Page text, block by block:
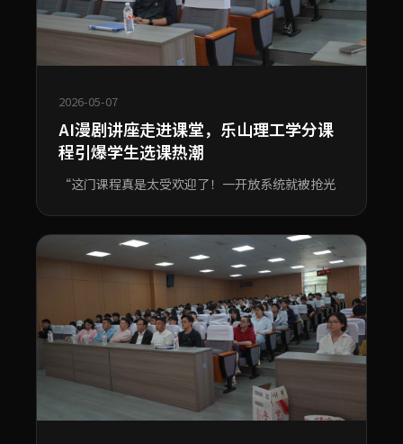
2026-05-07
AI漫剧讲座走进课堂，乐山理工学分课
程引爆学生选课热潮
“这门课程真是太受欢迎了！一开放系统就被抢光